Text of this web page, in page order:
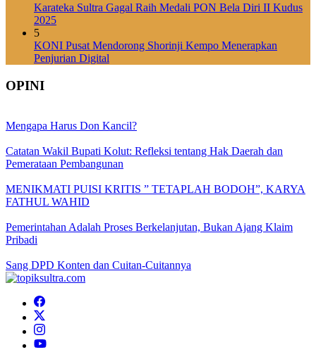
Karateka Sultra Gagal Raih Medali PON Bela Diri II Kudus
2025
5
KONI Pusat Mendorong Shorinji Kempo Menerapkan
Penjurian Digital
OPINI
Mengapa Harus Don Kancil?
Catatan Wakil Bupati Kolut: Refleksi tentang Hak Daerah dan
Pemerataan Pembangunan
MENIKMATI PUISI KRITIS ” TETAPLAH BODOH”, KARYA
FATHUL WAHID
Pemerintahan Adalah Proses Berkelanjutan, Bukan Ajang Klaim
Pribadi
Sang DPD Konten dan Cuitan-Cuitannya